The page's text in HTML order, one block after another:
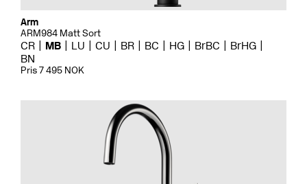
Arm
ARM984 Matt Sort
CR MB LU CU BR BC HG BrBC
BrHG
BN
Pris 7 495 NOK